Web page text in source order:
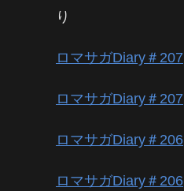
り
ロマサガDiary＃207
ロマサガDiary＃207
ロマサガDiary＃206
ロマサガDiary＃206